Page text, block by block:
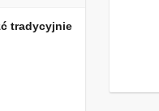
tradycyjnie